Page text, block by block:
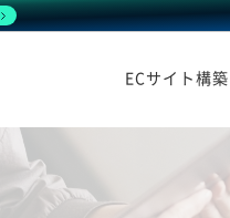
ECサイト構築